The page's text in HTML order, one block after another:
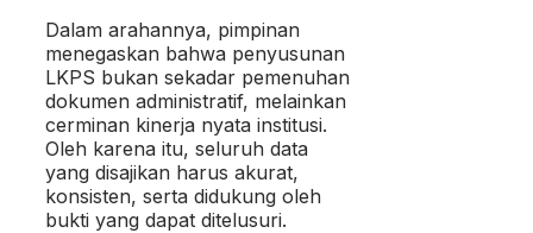
Dalam arahannya, pimpinan
menegaskan bahwa penyusunan
LKPS bukan sekadar pemenuhan
dokumen administratif, melainkan
cerminan kinerja nyata institusi.
Oleh karena itu, seluruh data
yang disajikan harus akurat,
konsisten, serta didukung oleh
bukti yang dapat ditelusuri.